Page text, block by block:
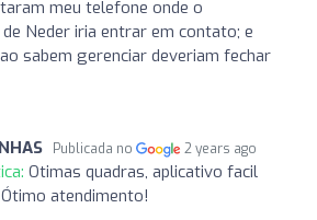
meu telefone onde o
Neder iria entrar em contato; e
sabem gerenciar deveriam fechar
Publicada no 2 years ago
Otimas quadras, aplicativo facil
atendimento!